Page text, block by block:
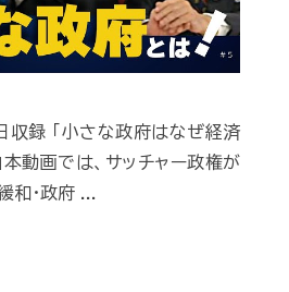
録 「小さな政府はなぜ経済
動画では、サッチャー政権が
和・政府 ...